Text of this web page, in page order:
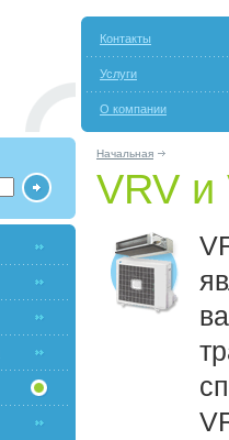
Контакты
Услуги
О компании
Начальная
VRV и